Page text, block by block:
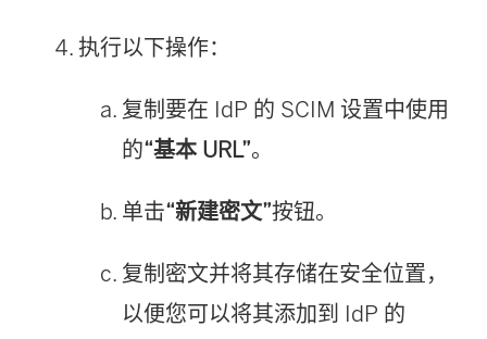
执行以下操作：
复制要在 IdP 的 SCIM 设置中使用
的“基本 URL”。
单击“新建密文”按钮。
复制密文并将其存储在安全位置，
以便您可以将其添加到 IdP 的